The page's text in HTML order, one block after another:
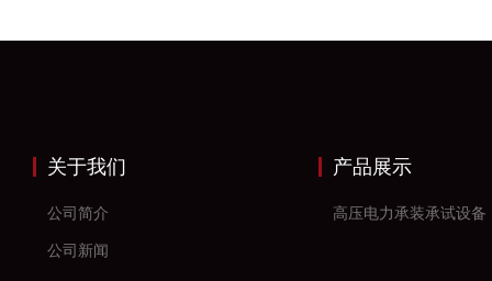
关于我们
公司简介
公司新闻
产品展示
高压电力承装承试设备